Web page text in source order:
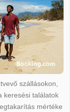
szállásokon,
keresési találatok
mértéke